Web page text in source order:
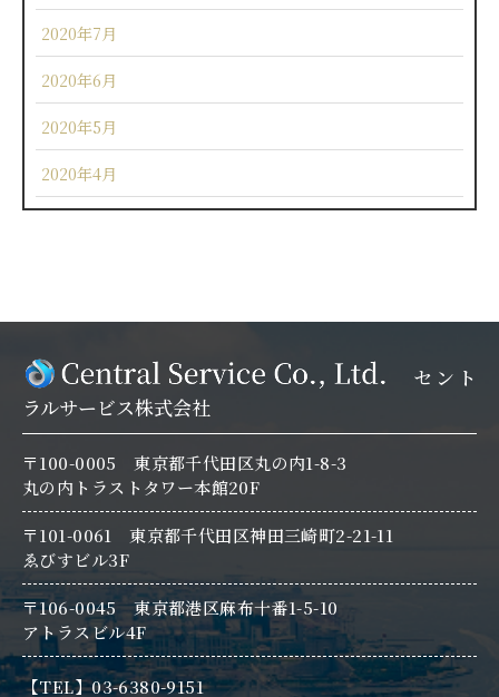
2020年7月
2020年6月
2020年5月
2020年4月
セント
ラルサービス株式会社
〒100-0005 東京都千代田区丸の内1-8-3
丸の内トラストタワー本館20F
〒101-0061 東京都千代田区神田三崎町2-21-11
ゑびすビル3F
〒106-0045 東京都港区麻布十番1-5-10
アトラスビル4F
【TEL】03-6380-9151